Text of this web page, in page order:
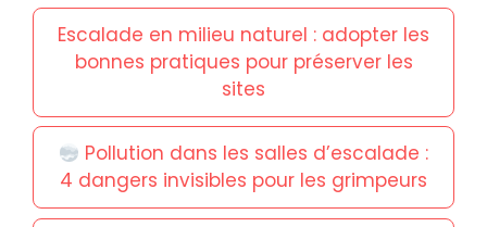
Escalade en milieu naturel : adopter les
bonnes pratiques pour préserver les
sites
Pollution dans les salles d’escalade :
4 dangers invisibles pour les grimpeurs